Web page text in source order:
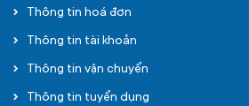
Thông tin hoá đơn
Thông tin tài khoản
Thông tin vận chuyển
Thông tin tuyển dụng